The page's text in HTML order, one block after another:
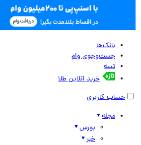
بانک‌ها
جست‌وجوی وام
تسه
خرید آنلاین طلا
حساب کاربری
مجله
بورس
خبر